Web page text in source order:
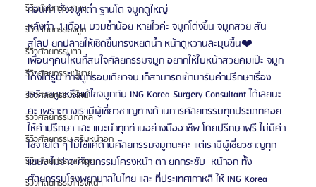
รีวิวศัลยกรรมคาง
รีวิวศัลยกรรมจมูก
รีวิวศัลยกรรมตา
รีวิวศัลยกรรมผู้ชาย
รีวิวศัลยกรรมวีไลน์
รีวิวศัลยกรรมเกาหลี
รีวิวศัลยกรรมเสริมหน้าอก
รีวิวศัลยกรรมแก้จมูก
รีวิวศัลยกรรมโครงหน้า
ก่อนทำ ดั้งจมูกต่ำ ฐานโต จมูกดูใหญ่
หลังทำ  1 เดือน บวมช้ำน้อย หายไวค่ะ จมูกโด่งขึ้น จมูกสวย สัน
สโลป ยกปลายให้เชิดขึ้นทรงหยดน้ำ หน้าดูหวานละมุนขึ้น❤️
เพื่อนๆคนไหนที่สนใจศัลยกรรมจมูก อยากให้ใบหน้าสวยคมเป๊ะ จมูก
โด่งได้รูป ทำจมูกรอบเดียวจบ เก็สามารถเข้ามารับคำปรึกษาเรื่อง
เสริมจมูกหรือแก้ไขจมูกกับ ING Korea Surgery Consultant ได้เลยนะ
คะ เพราะทางเรามีผู้เชี่ยวชาญทางด้านการศัลยกรรมทุกประเภทคอย
ให้คำปรึกษา และ แนะนำทุกท่านอย่างมืออาชีพ โดยปรึกษาฟรี ไม่มีค่า
ใช้จ่ายใด ๆ ไม่ใช่แค่ด้านศัลยกรรมจมูกนะคะ แต่เรามีผู้เชี่ยวชาญทุก
แขนง ไม่ว่าจะศัลยกรรมโครงหน้า ตา ยกกระชับ  หน้าอก ทั้ง
ศัลยกรรมโรงพยาบาลในไทย และ ที่ประเทศเกาหลี ให้ ING Korea